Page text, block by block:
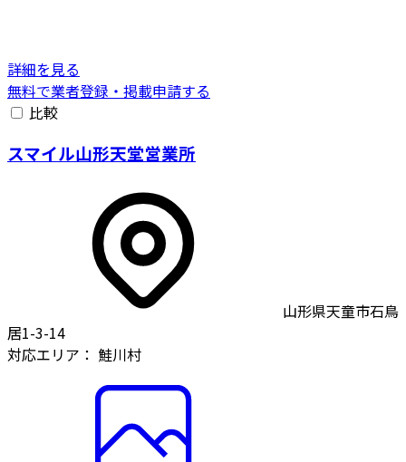
詳細を見る
無料で業者登録・掲載申請する
比較
スマイル山形天堂営業所
山形県天童市石鳥
居1-3-14
対応エリア： 鮭川村